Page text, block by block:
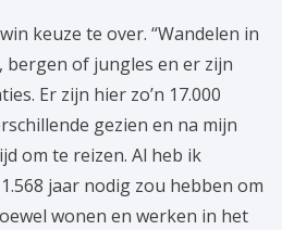
keuze te over. “Wandelen in
bergen of jungles en er zijn
Er zijn hier zo’n 17.000
gezien en na mijn
om te reizen. Al heb ik
jaar nodig zou hebben om
wonen en werken in het